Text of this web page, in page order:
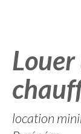
Louer
location